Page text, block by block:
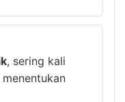
, sering kali